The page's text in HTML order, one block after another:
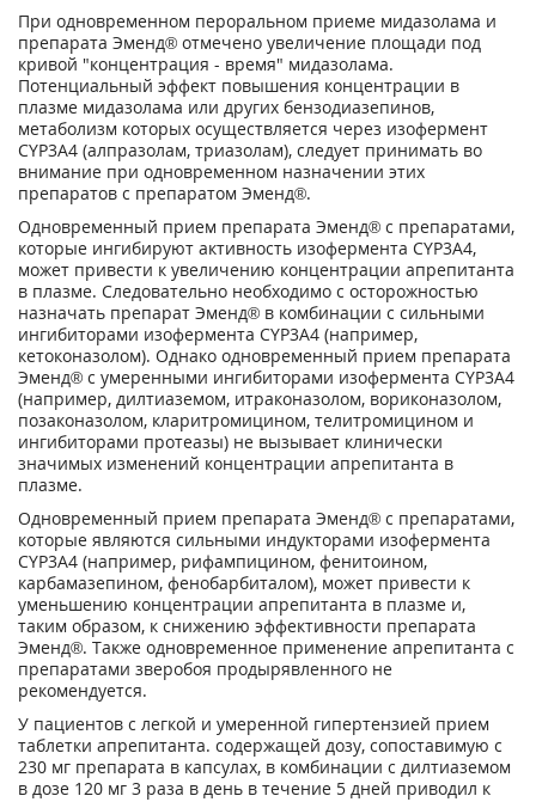
При одновременном пероральном приеме мидазолама и
препарата Эменд® отмечено увеличение площади под
кривой "концентрация - время" мидазолама.
Потенциальный эффект повышения концентрации в
плазме мидазолама или других бензодиазепинов,
метаболизм которых осуществляется через изофермент
CYP3A4 (алпразолам, триазолам), следует принимать во
внимание при одновременном назначении этих
препаратов с препаратом Эменд®.
Одновременный прием препарата Эменд® с препаратами,
которые ингибируют активность изофермента CYP3A4,
может привести к увеличению концентрации апрепитанта
в плазме. Следовательно необходимо с осторожностью
назначать препарат Эменд® в комбинации с сильными
ингибиторами изофермента CYP3A4 (например,
кетоконазолом). Однако одновременный прием препарата
Эменд® с умеренными ингибиторами изофермента CYP3A4
(например, дилтиаземом, итраконазолом, вориконазолом,
позаконазолом, кларитромицином, телитромицином и
ингибиторами протеазы) не вызывает клинически
значимых изменений концентрации апрепитанта в
плазме.
Одновременный прием препарата Эменд® с препаратами,
которые являются сильными индукторами изофермента
CYP3A4 (например, рифампицином, фенитоином,
карбамазепином, фенобарбиталом), может привести к
уменьшению концентрации апрепитанта в плазме и,
таким образом, к снижению эффективности препарата
Эменд®. Также одновременное применение апрепитанта с
препаратами зверобоя продырявленного не
рекомендуется.
У пациентов с легкой и умеренной гипертензией прием
таблетки апрепитанта. содержащей дозу, сопоставимую с
230 мг препарата в капсулах, в комбинации с дилтиаземом
в дозе 120 мг 3 раза в день в течение 5 дней приводил к